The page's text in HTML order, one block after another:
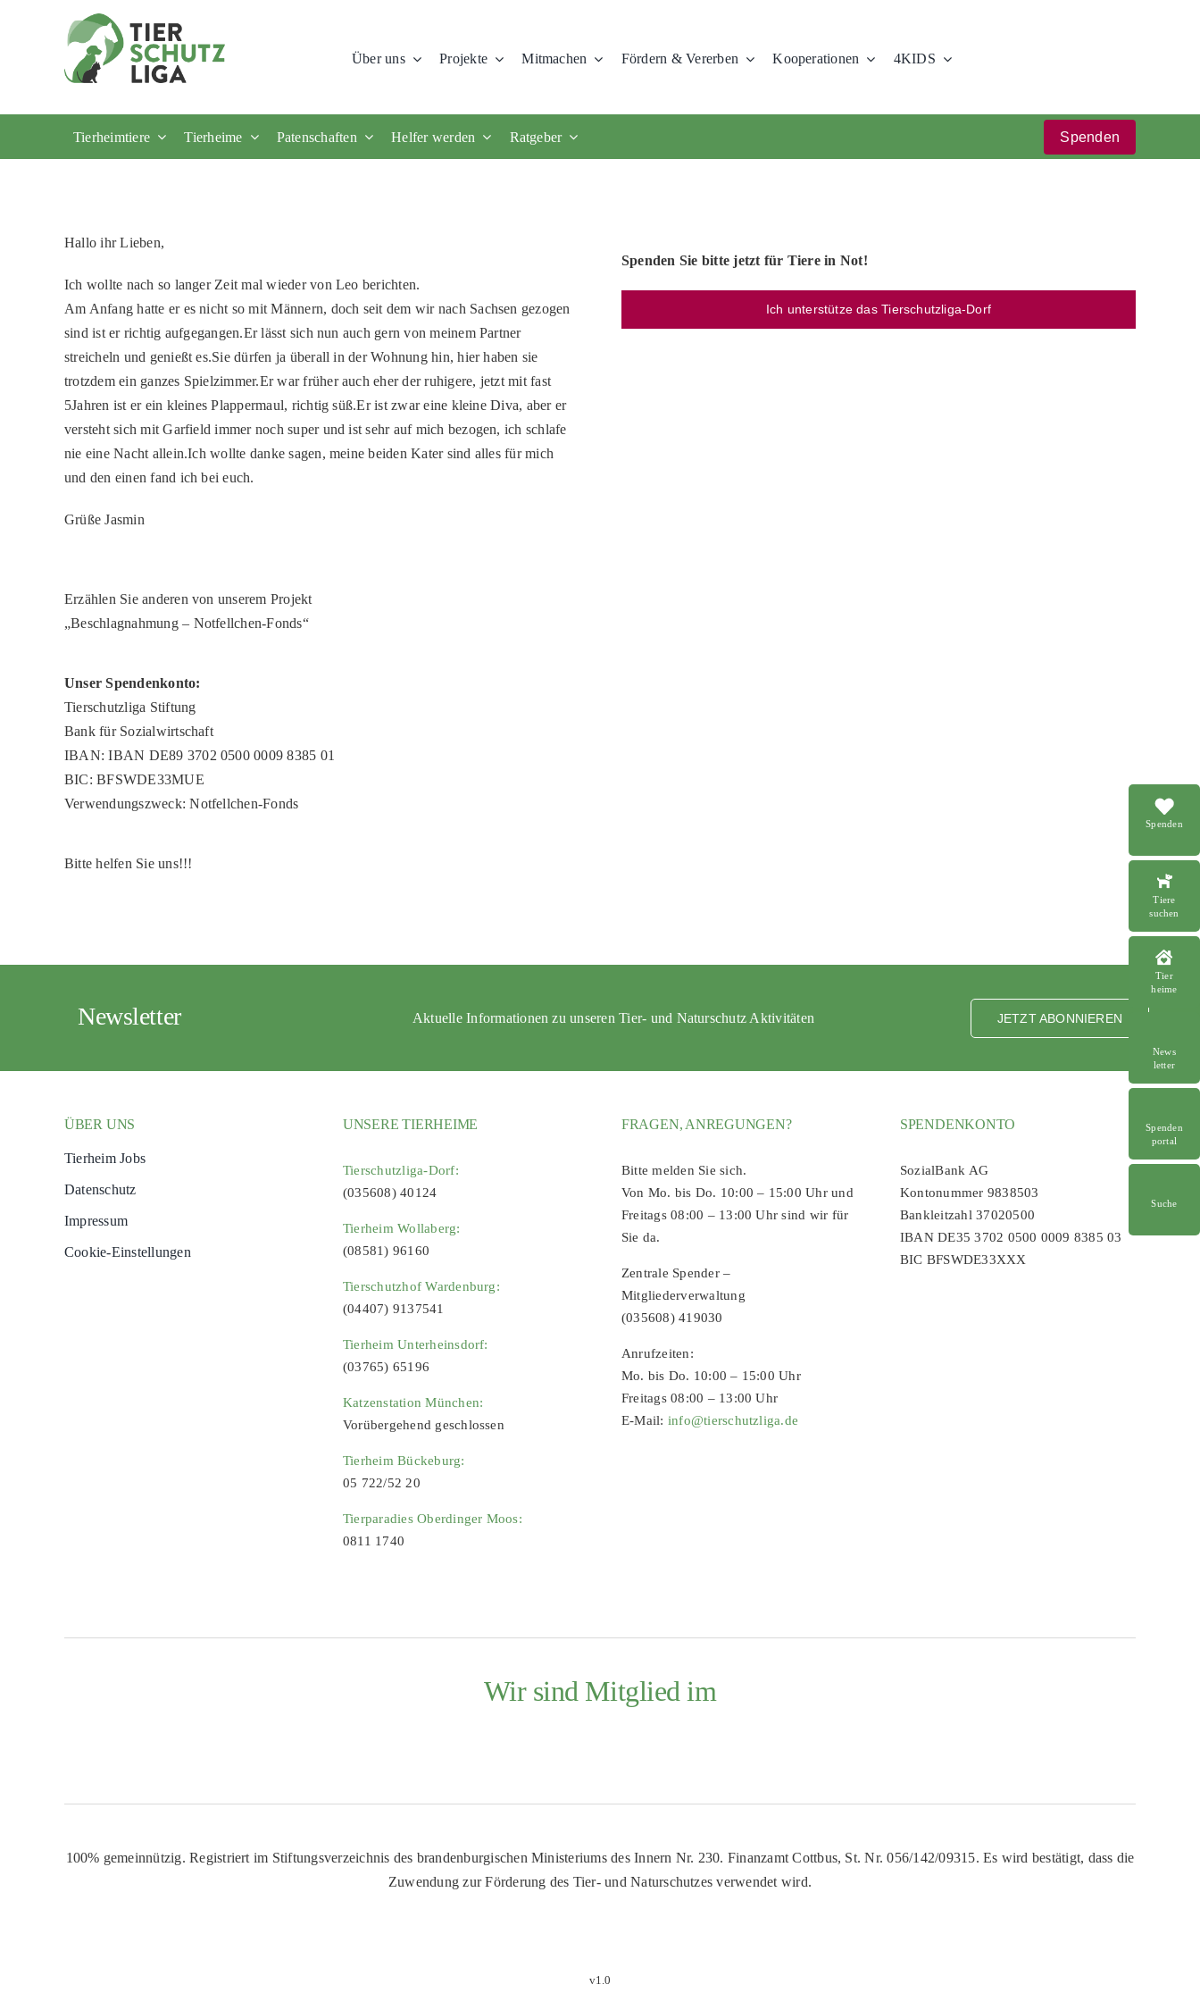
Über uns Projekte Mitmachen Fördern & Vererben Kooperationen 4KIDS
Tierheimtiere Tierheime Patenschaften Helfer werden Ratgeber Spenden
Spenden
Tiere
suchen
Tier
heime
News
letter
Spenden
portal
Suche
Hallo ihr Lieben,
Ich wollte nach so langer Zeit mal wieder von Leo berichten.
Am Anfang hatte er es nicht so mit Männern, doch seit dem wir nach Sachsen gezogen
sind ist er richtig aufgegangen.Er lässt sich nun auch gern von meinem Partner
streicheln und genießt es.Sie dürfen ja überall in der Wohnung hin, hier haben sie
trotzdem ein ganzes Spielzimmer.Er war früher auch eher der ruhigere, jetzt mit fast
5Jahren ist er ein kleines Plappermaul, richtig süß.Er ist zwar eine kleine Diva, aber er
versteht sich mit Garfield immer noch super und ist sehr auf mich bezogen, ich schlafe
nie eine Nacht allein.Ich wollte danke sagen, meine beiden Kater sind alles für mich
und den einen fand ich bei euch.
Grüße Jasmin
Spenden Sie bitte jetzt für Tiere in Not!
Ich unterstütze das Tierschutzliga-Dorf
Erzählen Sie anderen von unserem Projekt
„Beschlagnahmung – Notfellchen-Fonds“
Unser Spendenkonto:
Tierschutzliga Stiftung
Bank für Sozialwirtschaft
IBAN: IBAN DE89 3702 0500 0009 8385 01
BIC: BFSWDE33MUE
Verwendungszweck: Notfellchen-Fonds
Bitte helfen Sie uns!!!
Newsletter Aktuelle Informationen zu unseren Tier- und Naturschutz Aktivitäten JETZT ABONNIEREN
ÜBER UNS
Tierheim Jobs
Datenschutz
Impressum
Cookie-Einstellungen
UNSERE TIERHEIME
Tierschutzliga-Dorf:
(035608) 40124
Tierheim Wollaberg:
(08581) 96160
Tierschutzhof Wardenburg:
(04407) 9137541
Tierheim Unterheinsdorf:
(03765) 65196
Katzenstation München:
Vorübergehend geschlossen
Tierheim Bückeburg:
05 722/52 20
Tierparadies Oberdinger Moos:
0811 1740
FRAGEN, ANREGUNGEN?
Bitte melden Sie sich.
Von Mo. bis Do. 10:00 – 15:00 Uhr und
Freitags 08:00 – 13:00 Uhr sind wir für
Sie da.
Zentrale Spender –
Mitgliederverwaltung
(035608) 419030
Anrufzeiten:
Mo. bis Do. 10:00 – 15:00 Uhr
Freitags 08:00 – 13:00 Uhr
E-Mail: info@tierschutzliga.de
SPENDENKONTO
SozialBank AG
Kontonummer 9838503
Bankleitzahl 37020500
IBAN DE35 3702 0500 0009 8385 03
BIC BFSWDE33XXX
Wir sind Mitglied im
100% gemeinnützig. Registriert im Stiftungsverzeichnis des brandenburgischen Ministeriums des Innern Nr. 230. Finanzamt Cottbus, St. Nr. 056/142/09315. Es wird bestätigt, dass die
Zuwendung zur Förderung des Tier- und Naturschutzes verwendet wird.
v1.0